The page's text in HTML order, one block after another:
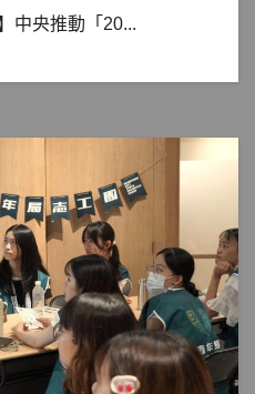
中央推動「20...